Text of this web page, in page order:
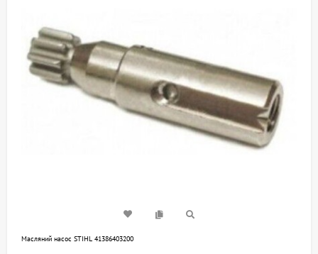
Масляний насос STIHL 41386403200